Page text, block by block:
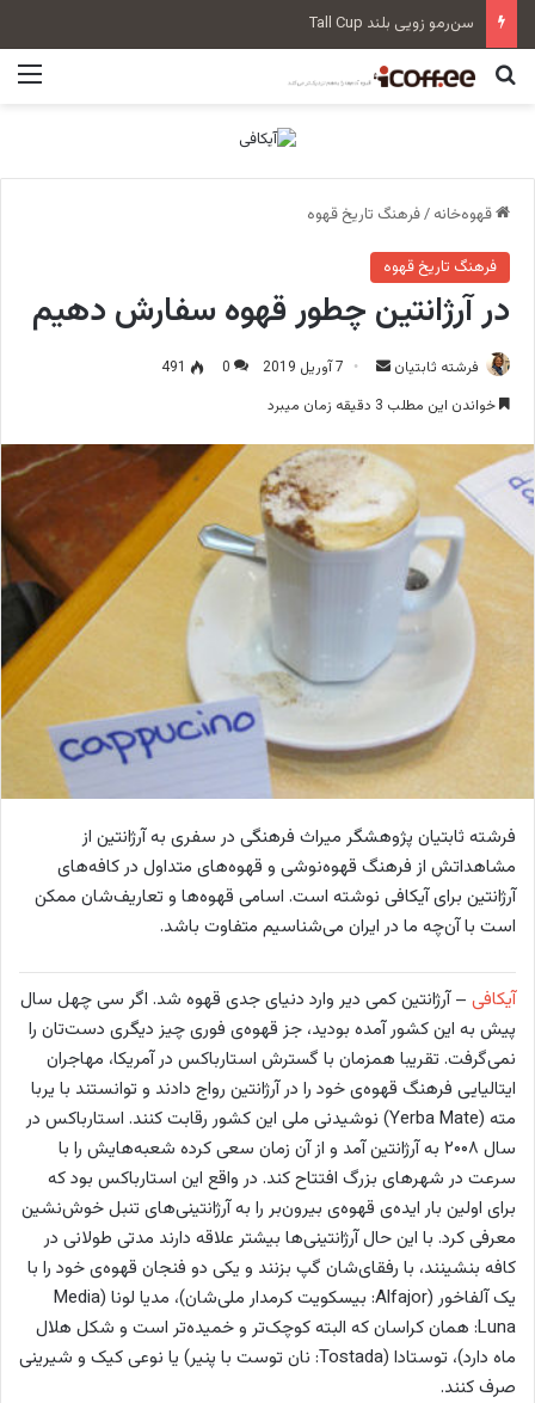
سن‌رمو زویی بلند Tall Cup
جستجو برای
قهوه‌خانه /فرهنگ تاریخ قهوه
فرهنگ تاریخ قهوه
در آرژانتین چطور قهوه سفارش دهیم
فرشته ثابتیان
ا
ل
ا
ی
7 آوریل 2019 0
491
خواندن این مطلب 3 دقیقه زمان میبرد
فرشته ثابتیان پژوهشگر میراث فرهنگی در سفری به آرژانتین از
مشاهداتش از فرهنگ قهوه‌نوشی و قهوه‌های متداول در کافه‌های
آرژانتین برای آیکافی نوشته است. اسامی قهوه‌ها و تعاریف‌شان ممکن
است با آن‌چه ما در ایران می‌شناسیم متفاوت باشد.
آیکافی – آرژانتین کمی دیر وارد دنیای جدی قهوه شد. اگر سی چهل سال
پیش به این کشور آمده بودید، جز قهوه‌ی فوری چیز دیگری دست‌تان را
نمی‌گرفت. تقریبا همزمان با گسترش استارباکس در آمریکا، مهاجران
ایتالیایی فرهنگ قهوه‌ی خود را در آرژانتین رواج دادند و توانستند با یربا
مته (Yerba Mate
) نوشیدنی ملی این کشور رقابت کنند. استارباکس در
سال ۲۰۰۸ به آرژانتین آمد و از آن زمان سعی کرده شعبه‌هایش را با
سرعت در شهرهای بزرگ افتتاح کند. در واقع این استارباکس بود که
برای اولین بار ایده‌ی قهوه‌ی بیرون‌بر را به آرژانتینی‌های تنبل خوش‌نشین
معرفی کرد. با این حال آرژانتینی‌ها بیشتر علاقه دارند مدتی طولانی در
کافه بنشینند، با رفقای‌شان گپ بزنند و یکی دو فنجان قهوه‌ی خود را با
یک آلفاخور (Alfajor: بیسکویت کرمدار ملی‌شان)، مدیا لونا
(Media
Luna: همان کراسان که البته کوچک‌تر و خمیده‌تر است و شکل هلال
ماه دارد)، توستادا (Tostada:
نان توست با پنیر) یا نوعی کیک و شیرینی
صرف کنند.